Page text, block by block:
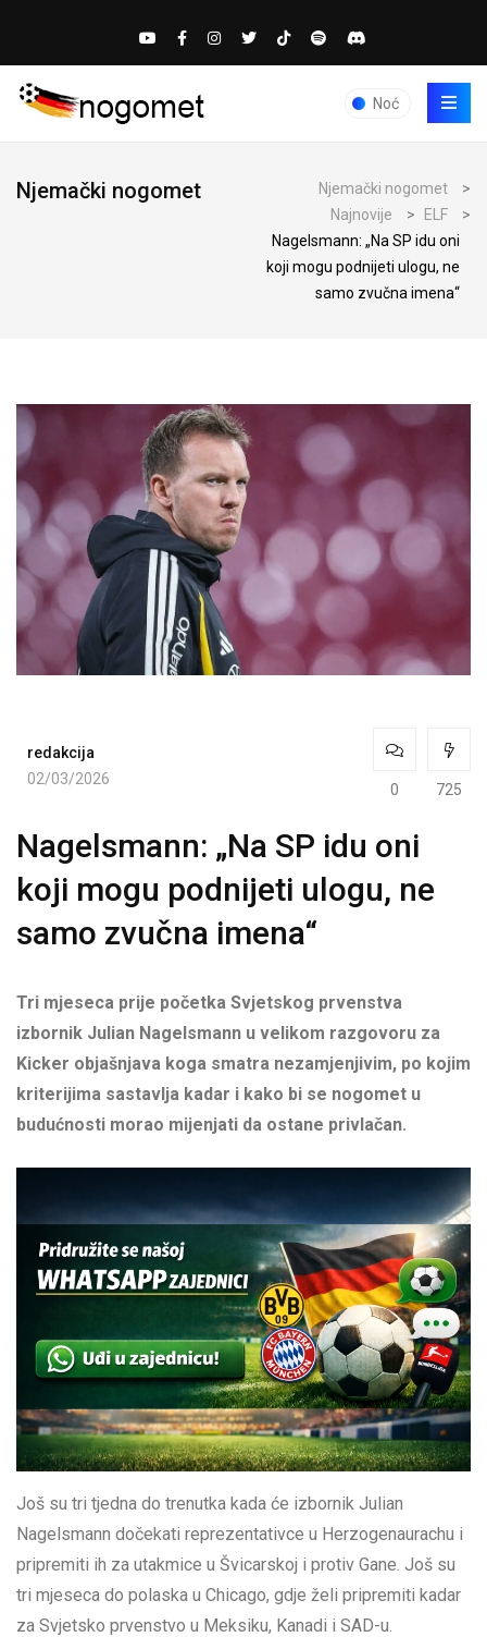
Noć
Njemački nogomet Njemački nogomet
>
Najnovije
> ELF
>
Nagelsmann: „Na SP idu oni
koji mogu podnijeti ulogu, ne
samo zvučna imena“
redakcija
02/03/2026
0 725
Nagelsmann: „Na SP idu oni
koji mogu podnijeti ulogu, ne
samo zvučna imena“
Tri mjeseca prije početka Svjetskog prvenstva
izbornik Julian Nagelsmann u velikom razgovoru za
Kicker objašnjava koga smatra nezamjenjivim, po kojim
kriterijima sastavlja kadar i kako bi se nogomet u
budućnosti morao mijenjati da ostane privlačan.
Još su tri tjedna do trenutka kada će izbornik Julian
Nagelsmann dočekati reprezentativce u Herzogenaurachu i
pripremiti ih za utakmice u Švicarskoj i protiv Gane. Još su
tri mjeseca do polaska u Chicago, gdje želi pripremiti kadar
za Svjetsko prvenstvo u Meksiku, Kanadi i SAD-u.